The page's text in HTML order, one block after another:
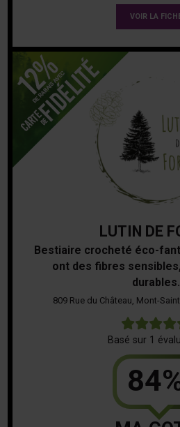
VOIR LA
LUTIN DE
Bestiaire crocheté éco-
ont des fibres
durables.
809 Rue du Château, Mont-
Basé sur 1